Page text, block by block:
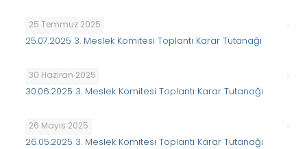
25 Temmuz 2025
25.07.2025 3. Meslek Komitesi Toplantı Karar Tutanağı
30 Haziran 2025
30.06.2025 3. Meslek Komitesi Toplantı Karar Tutanağı
26 Mayıs 2025
26.05.2025 3. Meslek Komitesi Toplantı Karar Tutanağı